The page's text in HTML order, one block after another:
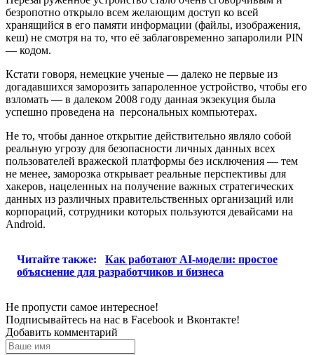
безропотно открыло всем желающим доступ ко всей
хранящийся в его памяти информации (файлы, изображения,
кеш) не смотря на то, что её заблаговременно запаролили PIN
— кодом.
Кстати говоря, немецкие ученые — далеко не первые из
догадавшихся заморозить запароленное устройство, чтобы его
взломать — в далеком 2008 году данная экзекуция была
успешно проведена на персональных компьютерах.
Не то, чтобы данное открытие действительно являло собой
реальную угрозу для безопасности личных данных всех
пользователей вражеской платформы без исключения — тем
не менее, заморозка открывает реальные перспективы для
хакеров, нацеленных на получение важных стратегических
данных из различных правительственных организаций или
корпораций, сотрудники которых пользуются девайсами на
Android.
Читайте также:
Как работают AI-модели: простое
объяснение для разработчиков и бизнеса
Не пропусти самое интересное!
Подписывайтесь на нас в Facebook и Вконтакте!
Добавить комментарий